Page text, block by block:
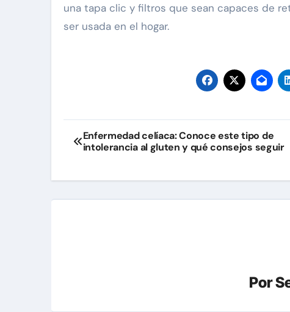
una tapa clic y filtros que sean capaces de
ser usada en el hogar.
Navegación
de
entradas
Enfermedad celíaca: Conoce este tipo de
intolerancia al gluten y qué consejos seguir
Por